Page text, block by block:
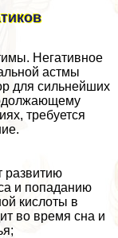
Негативное
астмы
для сильнейших
требуется
развитию
и попаданию
кислоты в
во время сна и